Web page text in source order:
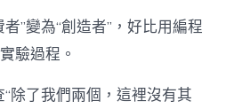
”變為“創造者”，好比用編程
驗過程。
除了我們兩個，這裡沒有其